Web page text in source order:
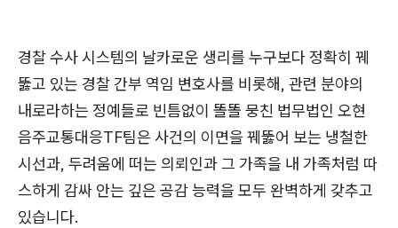
경찰 수사 시스템의 날카로운 생리를 누구보다 정확히 꿰
뚫고 있는 경찰 간부 역임 변호사를 비롯해, 관련 분야의
내로라하는 정예들로 빈틈없이 똘똘 뭉친 법무법인 오현
음주교통대응TF팀은 사건의 이면을 꿰뚫어 보는 냉철한
시선과, 두려움에 떠는 의뢰인과 그 가족을 내 가족처럼 따
스하게 감싸 안는 깊은 공감 능력을 모두 완벽하게 갖추고
있습니다.